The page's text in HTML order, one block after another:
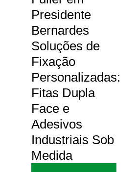
Presidente
Bernardes
Soluções de
Fixação
Personalizadas:
Fitas Dupla
Face e
Adesivos
Industriais Sob
Medida